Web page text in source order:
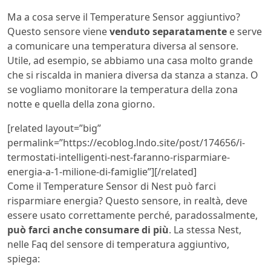
Ma a cosa serve il Temperature Sensor aggiuntivo?
Questo sensore vienevenduto separatamente e serve
a comunicare una temperatura diversa al sensore.
Utile, ad esempio, se abbiamo una casa molto grande
che si riscalda in maniera diversa da stanza a stanza. O
se vogliamo monitorare la temperatura della zona
notte e quella della zona giorno.
[related layout=”big”
permalink=”https://ecoblog.lndo.site/post/174656/i-
termostati-intelligenti-nest-faranno-risparmiare-
energia-a-1-milione-di-famiglie”][/related]
Come il Temperature Sensor di Nest può farci
risparmiare energia? Questo sensore, in realtà, deve
essere usato correttamente perché, paradossalmente,
può farci anche consumare di più. La stessa Nest,
nelle Faq del sensore di temperatura aggiuntivo,
spiega: